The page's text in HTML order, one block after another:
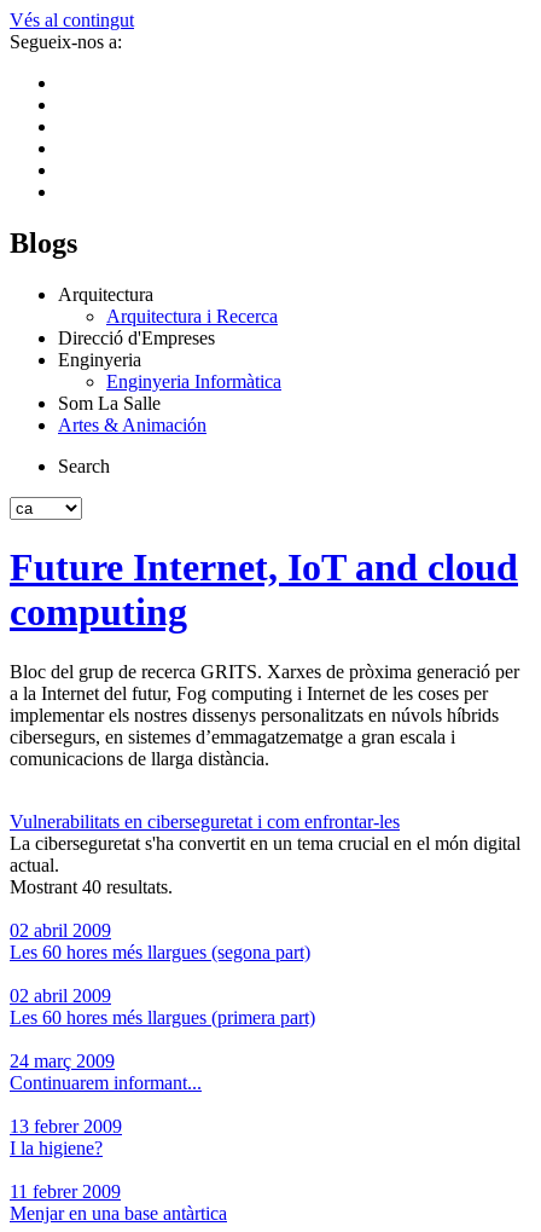
Vés al contingut
Segueix-nos a:
Blogs
Arquitectura
Arquitectura i Recerca
Direcció d'Empreses
Enginyeria
Enginyeria Informàtica
Som La Salle
Artes & Animación
Search
Future Internet, IoT and cloud
computing
Bloc del grup de recerca GRITS. Xarxes de pròxima generació per
a la Internet del futur, Fog computing i Internet de les coses per
implementar els nostres dissenys personalitzats en núvols híbrids
cibersegurs, en sistemes d’emmagatzematge a gran escala i
comunicacions de llarga distància.
Vulnerabilitats en ciberseguretat i com enfrontar-les
La ciberseguretat s'ha convertit en un tema crucial en el món digital
actual.
Mostrant 40 resultats.
02 abril 2009
Les 60 hores més llargues (segona part)
02 abril 2009
Les 60 hores més llargues (primera part)
24 març 2009
Continuarem informant...
13 febrer 2009
I la higiene?
11 febrer 2009
Menjar en una base antàrtica